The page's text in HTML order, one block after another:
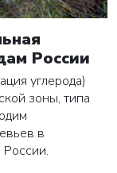
России
углерода)
зоны, типа
в